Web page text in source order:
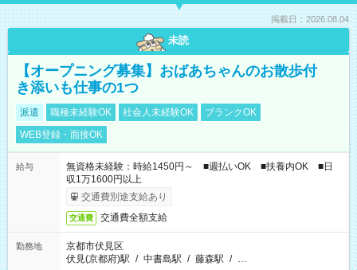
掲載日：2026.08.04
未読
【オープニング募集】おばあちゃんのお散歩付
き添いも仕事の1つ
派遣 職種未経験OK 社会人未経験OK
ブランクOK
WEB登録・面接OK
給与
無資格未経験：時給1450円～ ■週払いOK ■扶養内OK ■日
収1万1600円以上
交通費別途支給あり
交通費 交通費全額支給
勤務地
京都市伏見区
伏見(京都府)駅 / 中書島駅 / 藤森駅 / …